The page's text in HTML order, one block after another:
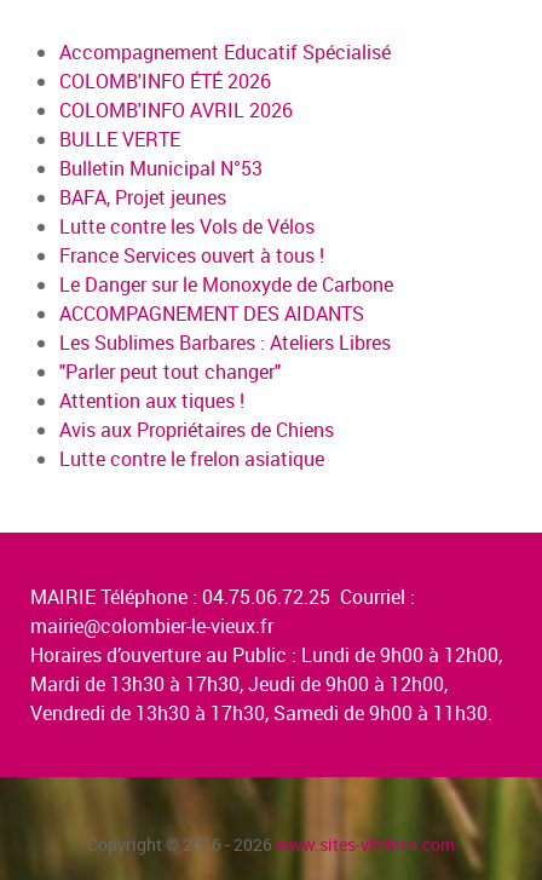
Accompagnement Educatif Spécialisé
COLOMB'INFO ÉTÉ 2026
COLOMB'INFO AVRIL 2026
BULLE VERTE
Bulletin Municipal N°53
BAFA, Projet jeunes
Lutte contre les Vols de Vélos
France Services ouvert à tous !
Le Danger sur le Monoxyde de Carbone
ACCOMPAGNEMENT DES AIDANTS
Les Sublimes Barbares : Ateliers Libres
"Parler peut tout changer"
Attention aux tiques !
Avis aux Propriétaires de Chiens
Lutte contre le frelon asiatique
MAIRIE Téléphone : 04.75.06.72.25 Courriel :
mairie@colombier-le-vieux.fr
Horaires d’ouverture au Public : Lundi de 9h00 à 12h00,
Mardi de 13h30 à 17h30, Jeudi de 9h00 à 12h00,
Vendredi de 13h30 à 17h30, Samedi de 9h00 à 11h30.
Copyright © 2016 - 2026www.sites-vitrines.com